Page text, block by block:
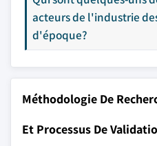
acteurs de l'industrie
d'époque?
Méthodologie De
Et Processus De